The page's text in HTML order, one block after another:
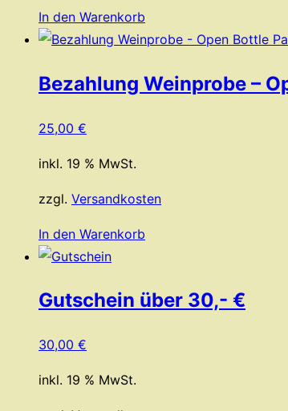
In den Warenkorb
Bezahlung Weinprobe –
25,00 €
inkl. 19 % MwSt.
zzgl. Versandkosten
In den Warenkorb
Gutschein über 30,- €
30,00 €
inkl. 19 % MwSt.